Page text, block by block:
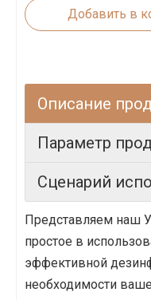
Добавить в
Описание
Параметр
Сценарий
Представляем наш
простое в
эффективной
необходимости